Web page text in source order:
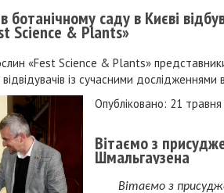
саду в Києві
Science & Plants»
«Fest Science & Plants» представники
із сучасними
Опубліковано: 21
Вітаємо з
Шмальгаузена
Вітаємо з